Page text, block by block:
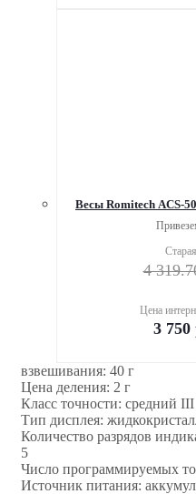
Весы Romitech ACS-
4
Цена
3 750
взвешивания: 40 г
Цена деления: 2 г
Класс точности: средний III
Тип дисплея:
Количество разрядов
5
Число программируемых
Источник питания: